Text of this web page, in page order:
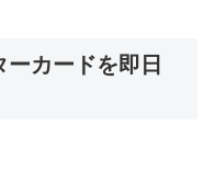
カードを即日